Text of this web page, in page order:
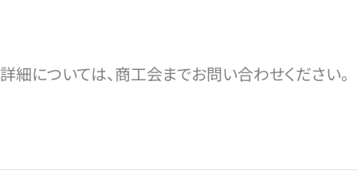
詳細については、商工会までお問い合わせください。